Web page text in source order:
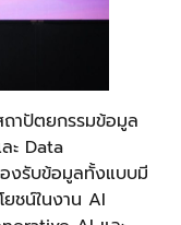
าปัตยกรรมข้อมูล
ะ Data
งรับข้อมูลทั้งแบบมี
ยชน์ในงาน AI